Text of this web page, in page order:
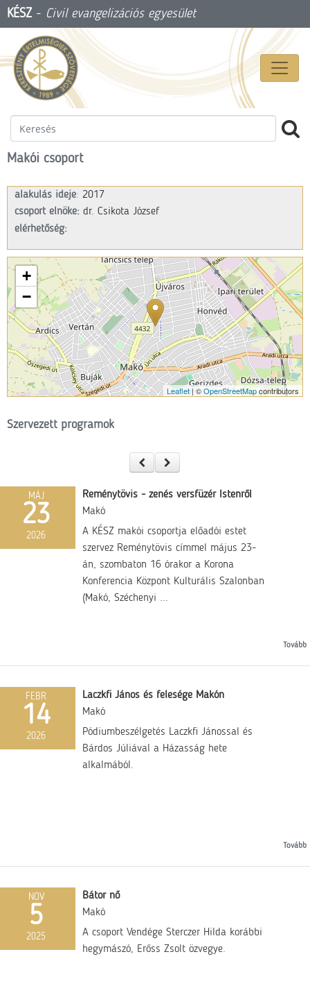
KÉSZ- Civil evangelizációs egyesület
Makói csoport
alakulás ideje: 2017
csoport elnöke: dr. Csikota József
elérhetőség:
+
−
Leaflet| ©OpenStreetMapcontributors
Szervezett programok
MÁJ
23
2026
Reménytövis - zenés versfüzér Istenről
Makó
A KÉSZ makói csoportja előadói estet
szervez Reménytövis címmel május 23-
án, szombaton 16 órakor a Korona
Konferencia Központ Kulturális Szalonban
(Makó, Széchenyi ...
Tovább
FEBR
14
2026
Laczkfi János és felesége Makón
Makó
Pódiumbeszélgetés Laczkfi Jánossal és
Bárdos Júliával a Házasság hete
alkalmából.
Tovább
NOV
5
2025
Bátor nő
Makó
A csoport Vendége Sterczer Hilda korábbi
hegymászó, Erőss Zsolt özvegye.